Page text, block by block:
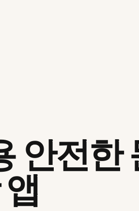
안전한